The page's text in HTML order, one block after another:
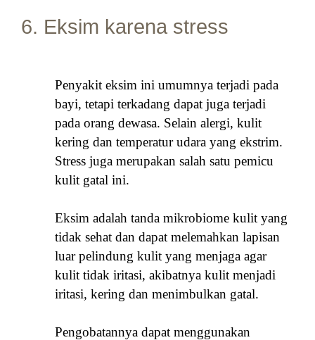
6. Eksim karena stress
Penyakit eksim ini umumnya terjadi pada
bayi, tetapi terkadang dapat juga terjadi
pada orang dewasa. Selain alergi, kulit
kering dan temperatur udara yang ekstrim.
Stress juga merupakan salah satu pemicu
kulit gatal ini.
Eksim adalah tanda mikrobiome kulit yang
tidak sehat dan dapat melemahkan lapisan
luar pelindung kulit yang menjaga agar
kulit tidak iritasi, akibatnya kulit menjadi
iritasi, kering dan menimbulkan gatal.
Pengobatannya dapat menggunakan